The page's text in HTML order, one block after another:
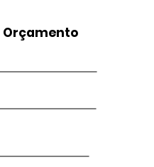
Orçamento